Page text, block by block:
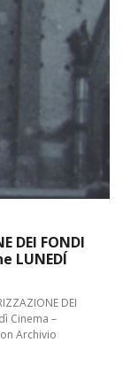
DEI FONDI
LUNEDÍ
DEI
Cinema –
Archivio